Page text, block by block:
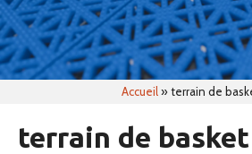
Accueil»terrain de
terrain de basket